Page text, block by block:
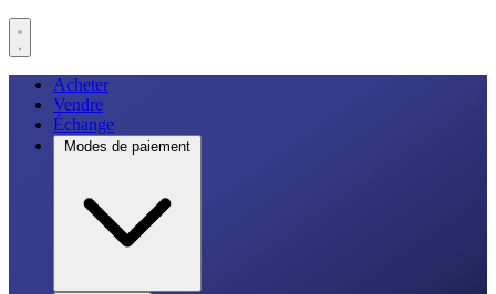
Acheter
Vendre
Échange
Modes de paiement